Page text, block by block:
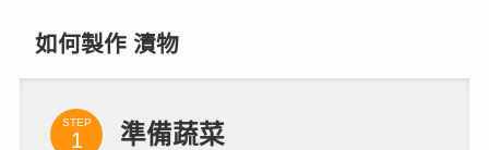
如何製作 漬物
STEP 準備蔬菜